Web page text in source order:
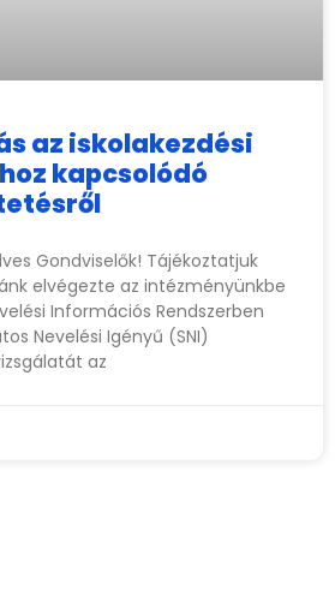
az iskolakezdési
kapcsolódó
Gondviselők! Tájékoztatjuk
elvégezte az intézményünkbe
Információs Rendszerben
Nevelési Igényű (SNI)
az